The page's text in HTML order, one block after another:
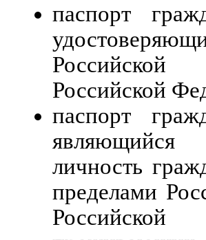
паспорт
Российской
паспорт
являющийся
личность
пределами